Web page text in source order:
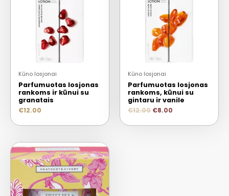
Kūno losjonai
Parfumuotas losjonas
rankoms ir kūnui su
granatais
€12.00
Kūno losjonai
Parfumuotas losjonas
rankoms, kūnui su
gintaru ir vanile
€12.00 €8.00